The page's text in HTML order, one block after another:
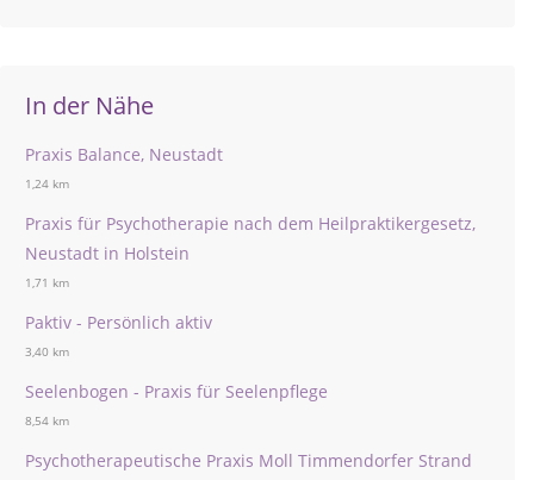
In der Nähe
Praxis Balance, Neustadt
1,24 km
Praxis für Psychotherapie nach dem Heilpraktikergesetz,
Neustadt in Holstein
1,71 km
Paktiv - Persönlich aktiv
3,40 km
Seelenbogen - Praxis für Seelenpflege
8,54 km
Psychotherapeutische Praxis Moll Timmendorfer Strand